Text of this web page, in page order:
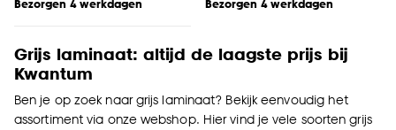
Goed om te weten is dat je deze keuze altijd nog
cookieverklaring .
Bezorgen 4 werkdagen Bezorgen 4 werkdagen
Grijs laminaat: altijd de laagste prijs bij
Kwantum
Ben je op zoek naar grijs laminaat? Bekijk eenvoudig het
assortiment via onze webshop. Hier vind je vele soorten grijs